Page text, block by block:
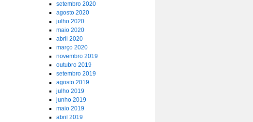
setembro 2020
agosto 2020
julho 2020
maio 2020
abril 2020
março 2020
novembro 2019
outubro 2019
setembro 2019
agosto 2019
julho 2019
junho 2019
maio 2019
abril 2019